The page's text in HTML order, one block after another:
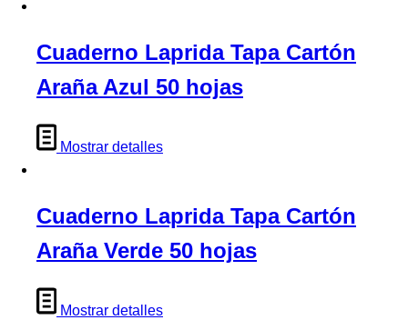
Cuaderno Laprida Tapa Cartón
Araña Azul 50 hojas
Mostrar detalles
Cuaderno Laprida Tapa Cartón
Araña Verde 50 hojas
Mostrar detalles